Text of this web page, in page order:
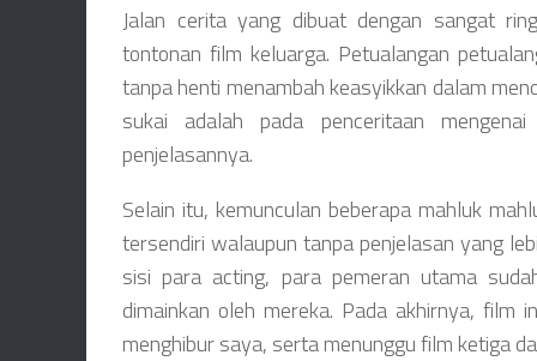
Jalan cerita yang dibuat dengan sangat
tontonan film keluarga. Petualangan
tanpa henti menambah keasyikkan dalam
sukai adalah pada penceritaan
penjelasannya.
Selain itu, kemunculan beberapa mahluk
tersendiri walaupun tanpa penjelasan yang
sisi para acting, para pemeran utama
dimainkan oleh mereka. Pada akhirnya, film
menghibur saya, serta menunggu film ketiga